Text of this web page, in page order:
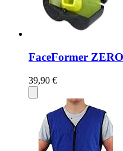
FaceFormer ZERO
39,90 €